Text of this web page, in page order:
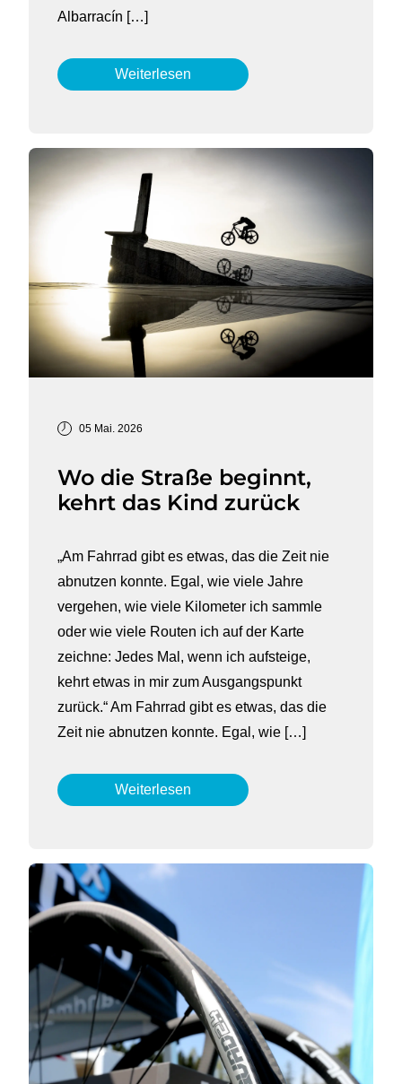
Albarracín […]
Weiterlesen
05 Mai. 2026
Wo die Straße beginnt,
kehrt das Kind zurück
„Am Fahrrad gibt es etwas, das die Zeit nie
abnutzen konnte. Egal, wie viele Jahre
vergehen, wie viele Kilometer ich sammle
oder wie viele Routen ich auf der Karte
zeichne: Jedes Mal, wenn ich aufsteige,
kehrt etwas in mir zum Ausgangspunkt
zurück.“ Am Fahrrad gibt es etwas, das die
Zeit nie abnutzen konnte. Egal, wie […]
Weiterlesen